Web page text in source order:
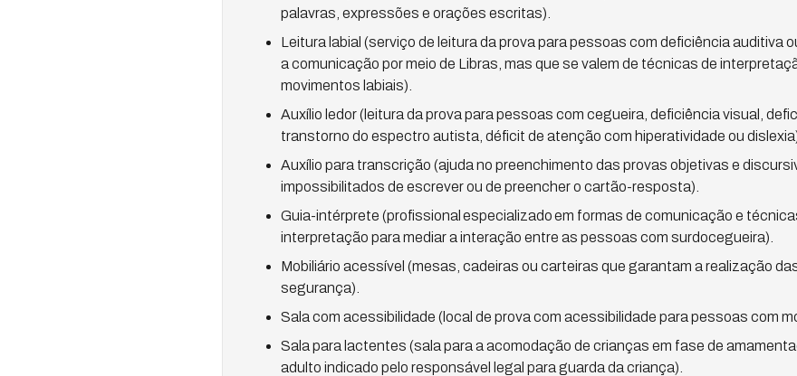
palavras, expressões e orações escritas).
Leitura labial (serviço de leitura da prova para pessoas com deficiência auditiva
a comunicação por meio de Libras, mas que se valem de técnicas de
movimentos labiais).
Auxílio ledor (leitura da prova para pessoas com cegueira, deficiência visual,
transtorno do espectro autista, déficit de atenção com hiperatividade ou
Auxílio para transcrição (ajuda no preenchimento das provas objetivas e
impossibilitados de escrever ou de preencher o cartão-resposta).
Guia-intérprete (profissional especializado em formas de comunicação e
interpretação para mediar a interação entre as pessoas com surdocegueira).
Mobiliário acessível (mesas, cadeiras ou carteiras que garantam a realização
segurança).
Sala com acessibilidade (local de prova com acessibilidade para pessoas com
Sala para lactentes (sala para a acomodação de crianças em fase de
adulto indicado pelo responsável legal para guarda da criança).